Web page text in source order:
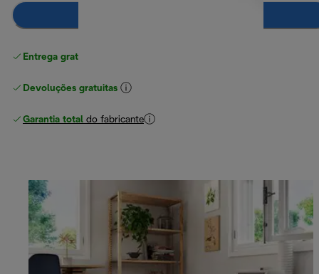
Entrega gratuita padrão
Devoluções gratuitas
Garantia total do fabricante